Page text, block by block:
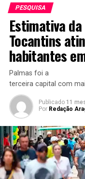
PESQUISA
Estimativa
Tocantins
habitantes
Palmas foi a
terceira capital com
Publicado 11
Por Redação